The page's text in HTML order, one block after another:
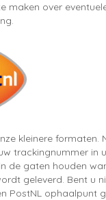
maken over
kleinere formaten.
trackingnummer in
de gaten houden
geleverd. Bent u
PostNL ophaalpunt